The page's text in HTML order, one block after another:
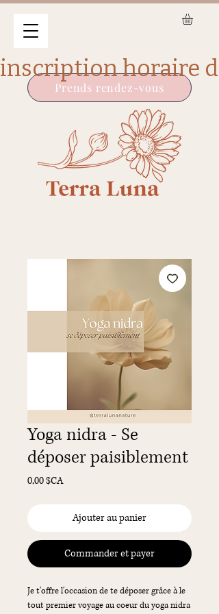
Prends rendez-vous
Yoga nidra - Se
déposer paisiblement
0,00 $CAPrix
Ajouter au panier
Commander et payer
Je t'offre l'occasion de te déposer grâce à le
tout premier voyage au coeur du yoga nidra